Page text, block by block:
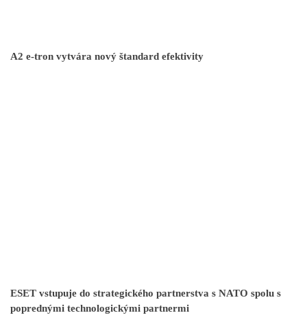
A2 e-tron vytvára nový štandard efektivity
ESET vstupuje do strategického partnerstva s NATO spolu s
poprednými technologickými partnermi